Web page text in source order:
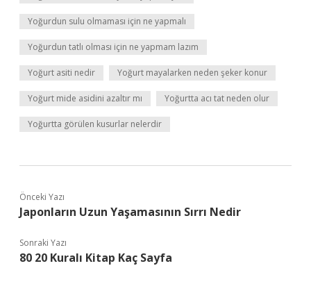
Yoğurdun sulu olmaması için ne yapmalı
Yoğurdun tatlı olması için ne yapmam lazım
Yoğurt asiti nedir Yoğurt mayalarken neden şeker konur
Yoğurt mide asidini azaltır mı Yoğurtta acı tat neden olur
Yoğurtta görülen kusurlar nelerdir
Önceki Yazı
Japonların Uzun Yaşamasının Sırrı Nedir
Sonraki Yazı
80 20 Kuralı Kitap Kaç Sayfa